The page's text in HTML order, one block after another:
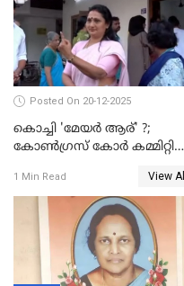
Posted On 20-12-2025
കൊച്ചി 'മേയർ ആര്' ?;
കോണ്‍ഗ്രസ് കോര്‍ കമ്മിറ്റി
1 Min Read View All